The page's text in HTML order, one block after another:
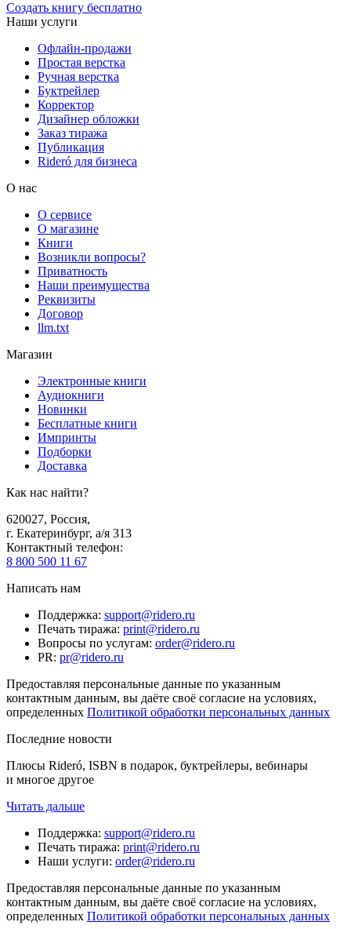
Создать книгу бесплатно
Наши услуги
Офлайн-продажи
Простая верстка
Ручная верстка
Буктрейлер
Корректор
Дизайнер обложки
Заказ тиража
Публикация
Rideró для бизнеса
О нас
О сервисе
О магазине
Книги
Возникли вопросы?
Приватность
Наши преимущества
Реквизиты
Договор
llm.txt
Магазин
Электронные книги
Аудиокниги
Новинки
Бесплатные книги
Импринты
Подборки
Доставка
Как нас найти?
620027, Россия,
г. Екатеринбург, а/я 313
Контактный телефон:
8 800 500 11 67
Написать нам
Поддержка: support@ridero.ru
Печать тиража: print@ridero.ru
Вопросы по услугам: order@ridero.ru
PR: pr@ridero.ru
Предоставляя персональные данные по указанным
контактным данным, вы даёте своё согласие на условиях,
определенных Политикой обработки персональных данных
Последние новости
Плюсы Rideró, ISBN в подарок, буктрейлеры, вебинары
и многое другое
Читать дальше
Поддержка: support@ridero.ru
Печать тиража: print@ridero.ru
Наши услуги: order@ridero.ru
Предоставляя персональные данные по указанным
контактным данным, вы даёте своё согласие на условиях,
определенных Политикой обработки персональных данных